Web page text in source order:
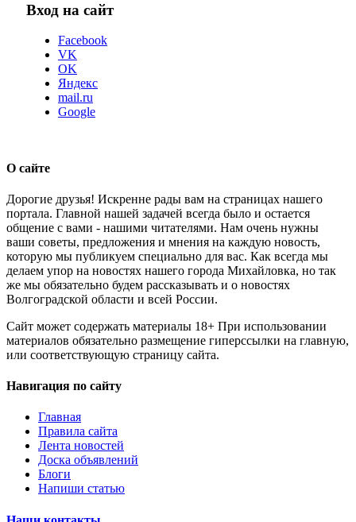
Вход на сайт
Facebook
VK
OK
Яндекс
mail.ru
Google
О сайте
Дорогие друзья! Искренне рады вам на страницах нашего
портала. Главной нашей задачей всегда было и остается
общение с вами - нашими читателями. Нам очень нужны
ваши советы, предложения и мнения на каждую новость,
которую мы публикуем специально для вас. Как всегда мы
делаем упор на новостях нашего города Михайловка, но так
же мы обязательно будем рассказывать и о новостях
Волгоградской области и всей России.
Сайт может содержать материалы 18+ При использовании
материалов обязательно размещение гиперссылки на главную,
или соответствующую страницу сайта.
Навигация по сайту
Главная
Правила сайта
Лента новостей
Доска объявлений
Блоги
Напиши статью